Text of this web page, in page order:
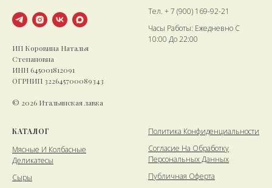
ИП Коровина Наталья
Степановна
ИНН 645001812091
ОГРНИП 322645700089343
© 2026 Итальянская лавка
Тел. + 7 (900) 169-92-21
Часы Работы: Ежедневно С
10:00 До 22:00
КАТАЛОГ
Мясные И Колбасные
Деликатесы
Сыры
Политика Конфиденциальности
Cогласие На Обработку
Персональных Данных
Публичная Оферта